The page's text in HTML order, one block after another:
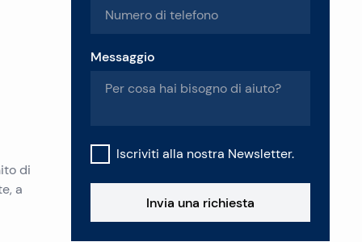
di
a
Messaggio
Iscriviti alla nostra Newsletter.
Invia una richiesta